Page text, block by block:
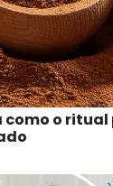
como o